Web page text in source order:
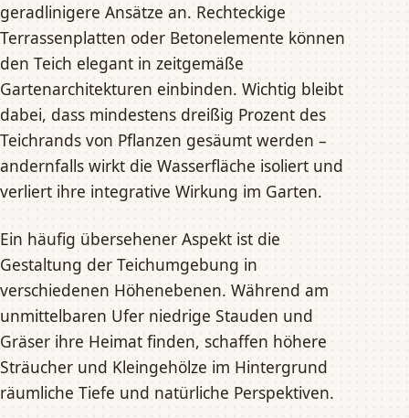
geradlinigere Ansätze an. Rechteckige
Terrassenplatten oder Betonelemente können
den Teich elegant in zeitgemäße
Gartenarchitekturen einbinden. Wichtig bleibt
dabei, dass mindestens dreißig Prozent des
Teichrands von Pflanzen gesäumt werden –
andernfalls wirkt die Wasserfläche isoliert und
verliert ihre integrative Wirkung im Garten.
Ein häufig übersehener Aspekt ist die
Gestaltung der Teichumgebung in
verschiedenen Höhenebenen. Während am
unmittelbaren Ufer niedrige Stauden und
Gräser ihre Heimat finden, schaffen höhere
Sträucher und Kleingehölze im Hintergrund
räumliche Tiefe und natürliche Perspektiven.